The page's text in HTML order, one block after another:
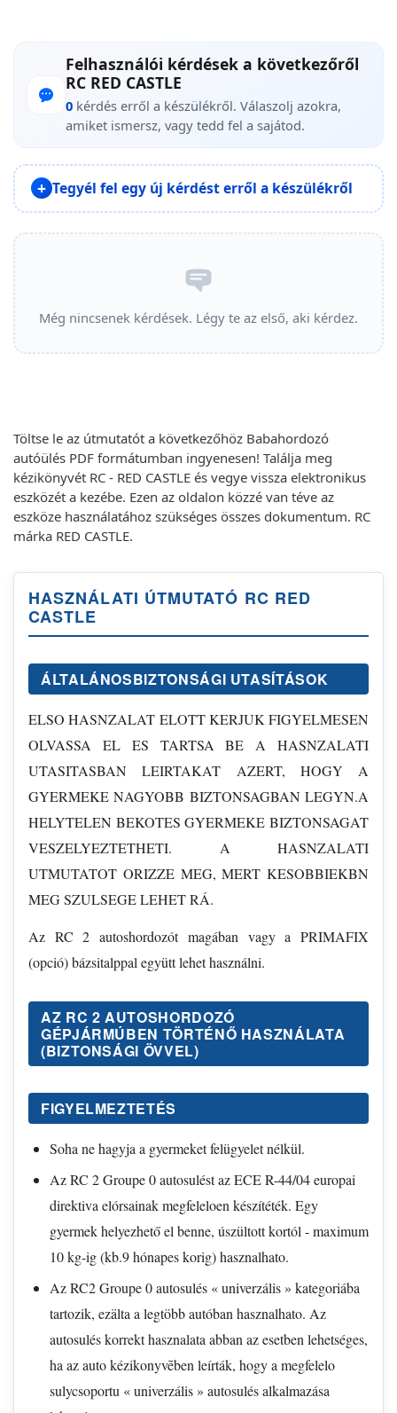
Felhasználói kérdések a következőről
RC RED CASTLE
0 kérdés erről a készülékről. Válaszolj azokra,
amiket ismersz, vagy tedd fel a sajátod.
Tegyél fel egy új kérdést erről a készülékről
Még nincsenek kérdések. Légy te az első, aki kérdez.
Töltse le az útmutatót a következőhöz Babahordozó
autóülés PDF formátumban ingyenesen! Találja meg
kézikönyvét RC - RED CASTLE és vegye vissza elektronikus
eszközét a kezébe. Ezen az oldalon közzé van téve az
eszköze használatához szükséges összes dokumentum. RC
márka RED CASTLE.
HASZNÁLATI ÚTMUTATÓ RC RED
CASTLE
ÁLTALÁNOSBIZTONSÁGI UTASÍTÁSOK
ELSO HASNZALAT ELOTT KERJUK FIGYELMESEN
OLVASSA EL ES TARTSA BE A HASNZALATI
UTASITASBAN LEIRTAKAT AZERT, HOGY A
GYERMEKE NAGYOBB BIZTONSAGBAN LEGYN.A
HELYTELEN BEKOTES GYERMEKE BIZTONSAGAT
VESZELYEZTETHETI. A HASNZALATI
UTMUTATOT ORIZZE MEG, MERT KESOBBIEKBN
MEG SZULSEGE LEHET RÁ.
Az RC 2 autoshordozót magában vagy a PRIMAFIX
(opció) bázsitalppal együtt lehet használni.
AZ RC 2 AUTOSHORDOZÓ
GÉPJÁRMÚBEN TÖRTÉNŐ HASZNÁLATA
(BIZTONSÁGI ÖVVEL)
FIGYELMEZTETÉS
Soha ne hagyja a gyermeket felügyelet nélkül.
Az RC 2 Groupe 0 autosulést az ECE R-44/04 europai
direktiva elórsainak megfeleloen készítéték. Egy
gyermek helyezhető el benne, úszültott kortól - maximum
10 kg-ig (kb.9 hónapes korig) hasznalhato.
Az RC2 Groupe 0 autosulés « univerzális » kategoriába
tartozik, ezälta a legtöbb autóban hasznalhato. Az
autosulés korrekt hasznalata abban az esetben lehetséges,
ha az auto kézikonyvēben leírták, hogy a megfelelo
sulycsoportu « univerzális » autosulés alkalmazása